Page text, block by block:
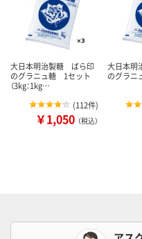
大日本明治製糖 ばら印
のグラニュ糖 1セット
（3kg：1kg…
(112件)
￥1,050 （税込）
大日本
のグラニ